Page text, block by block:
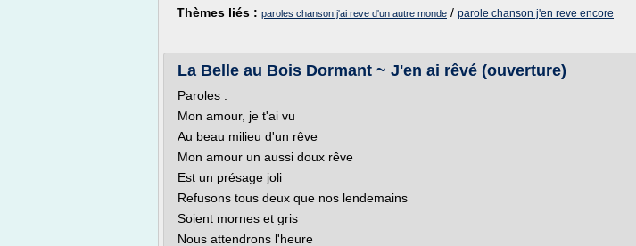
Thèmes liés : paroles chanson j'ai reve d'un autre monde / parole chanson j'en reve encore
La Belle au Bois Dormant ~ J'en ai rêvé (ouverture)
Paroles :
Mon amour, je t'ai vu
Au beau milieu d'un rêve
Mon amour un aussi doux rêve
Est un présage joli
Refusons tous deux que nos lendemains
Soient mornes et gris
Nous attendrons l'heure